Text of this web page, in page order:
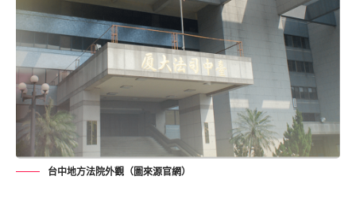
台中地方法院外觀（圖來源官網）